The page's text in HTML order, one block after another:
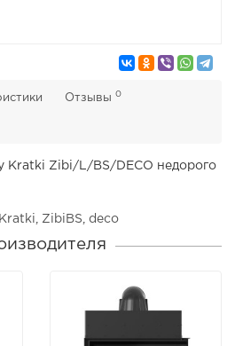
Отзывы 0
Kratki Zibi/L/BS/DECO недорого
Kratki ZibiBS deco